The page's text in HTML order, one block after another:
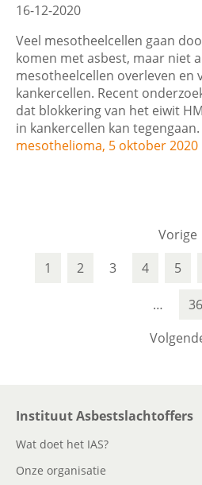
16-12-2020
Veel mesotheelcellen gaan
komen met asbest, maar niet
mesotheelcellen overleven en
kankercellen. Recent
dat blokkering van het eiwit
in kankercellen kan
mesothelioma, 5 oktober 2020
Vorige
1
2 3 4 5
…
36
Instituut Asbestslachtoffers
Wat doet het IAS?
Onze organisatie